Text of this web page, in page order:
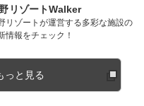
リゾートWalker
リゾートが運営する多彩な施設の
情報をチェック！
っと見る